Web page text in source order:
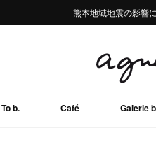
熊本地域地震の影響
Summer
熊本地域地震の影響
Summer
To b. Café Galerie